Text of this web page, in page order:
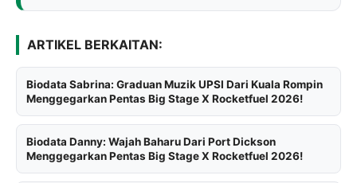
ARTIKEL BERKAITAN:
Biodata Sabrina: Graduan Muzik UPSI Dari Kuala Rompin
Menggegarkan Pentas Big Stage X Rocketfuel 2026!
Biodata Danny: Wajah Baharu Dari Port Dickson
Menggegarkan Pentas Big Stage X Rocketfuel 2026!